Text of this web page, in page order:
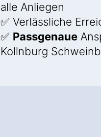
alle Anliegen
✅ Verlässliche
✅ Passgenaue
Kollnburg